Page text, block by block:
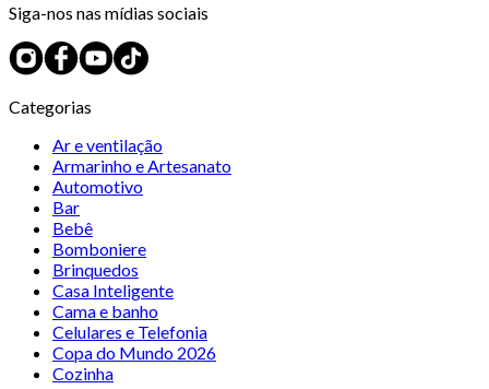
Siga-nos nas mídias sociais
Categorias
Ar e ventilação
Armarinho e Artesanato
Automotivo
Bar
Bebê
Bomboniere
Brinquedos
Casa Inteligente
Cama e banho
Celulares e Telefonia
Copa do Mundo 2026
Cozinha